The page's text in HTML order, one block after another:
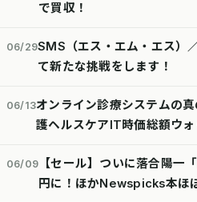
で買収！
06/29SMS（エス・エム・エス）
て新たな挑戦をします！
06/13オンライン診療システムの
護ヘルスケアIT時価総額ウ
06/09
【セール】ついに落合陽一
円に！ほかNewspicks本ほ